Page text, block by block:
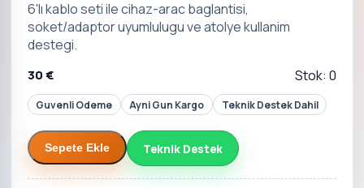
6'lı kablo seti ile cihaz-arac baglantisi,
soket/adaptor uyumlulugu ve atolye kullanim
destegi.
30 € Stok: 0
Guvenli Odeme Ayni Gun Kargo Teknik Destek Dahil
Sepete Ekle Teknik Destek